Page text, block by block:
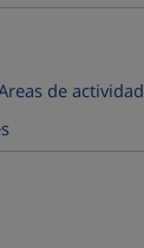
de actividad